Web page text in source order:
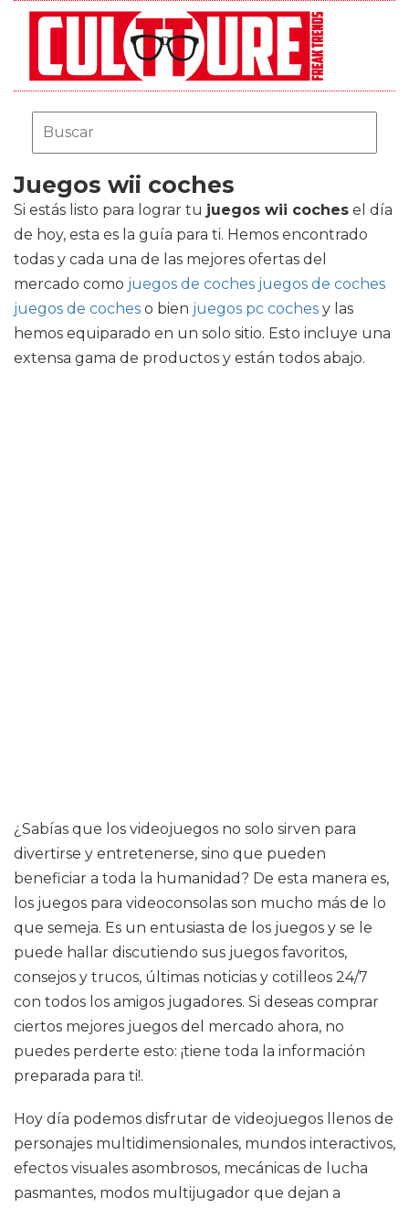
Juegos wii coches
Si estás listo para lograr tu juegos wii coches el día
de hoy, esta es la guía para ti. Hemos encontrado
todas y cada una de las mejores ofertas del
mercado como juegos de coches juegos de coches
juegos de coches o bien juegos pc coches y las
hemos equiparado en un solo sitio. Esto incluye una
extensa gama de productos y están todos abajo.
¿Sabías que los videojuegos no solo sirven para
divertirse y entretenerse, sino que pueden
beneficiar a toda la humanidad? De esta manera es,
los juegos para videoconsolas son mucho más de lo
que semeja. Es un entusiasta de los juegos y se le
puede hallar discutiendo sus juegos favoritos,
consejos y trucos, últimas noticias y cotilleos 24/7
con todos los amigos jugadores. Si deseas comprar
ciertos mejores juegos del mercado ahora, no
puedes perderte esto: ¡tiene toda la información
preparada para ti!.
Hoy día podemos disfrutar de videojuegos llenos de
personajes multidimensionales, mundos interactivos,
efectos visuales asombrosos, mecánicas de lucha
pasmantes, modos multijugador que dejan a